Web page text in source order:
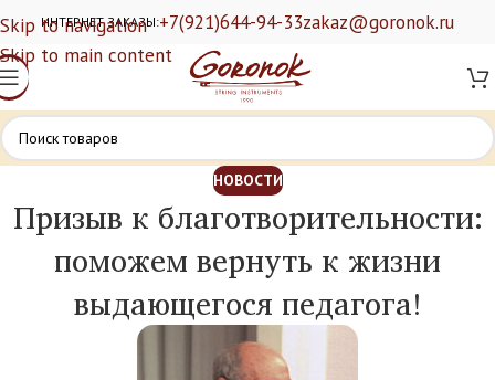
Skip to navigation
Skip to main content
ИНТЕРНЕТ ЗАКАЗЫ:+7(921)644-94-33zakaz@goronok.ru
НОВОСТИ
Призыв к благотворительности:
поможем вернуть к жизни
выдающегося педагога!